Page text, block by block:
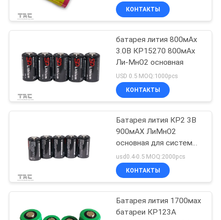
НАС
ПУТЕШЕСТВИЕ
ФАБРИКИ
ПРОВЕРКА
СВЯЖИТЕСЬ
МЫ
НОВОСТИ
КОНТАКТЫ
батарея лития 800мАх
3.0В КР15270 800мАх
Ли-МнО2 основная
USD 0.5 MOQ:1000pcs
КОНТАКТЫ
Батарея лития КР2 3В
900мАХ ЛиМнО2
основная для системы
безопасности ГПС
usd0.4-0.5 MOQ:2000pcs
КОНТАКТЫ
Батарея лития 1700мах
батареи КР123А